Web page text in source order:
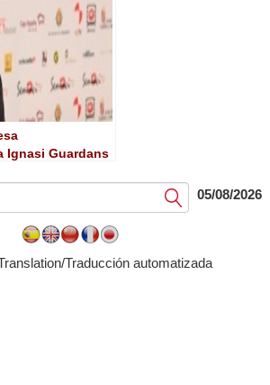
Ignasi Guardans
Submit05/08/2026
Traducción automatizada